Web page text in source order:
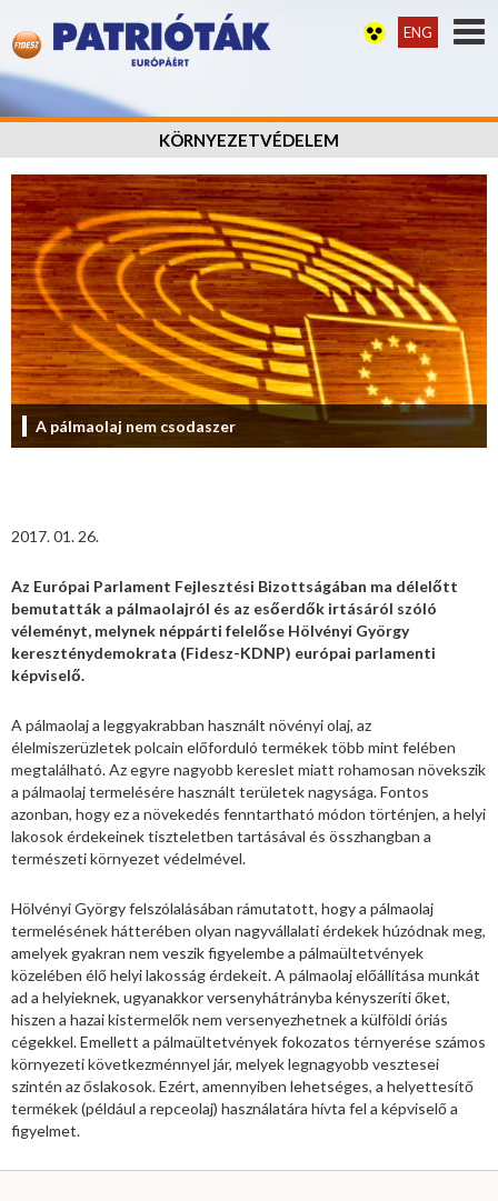
ENG
KÖRNYEZETVÉDELEM
A pálmaolaj nem csodaszer
2017. 01. 26.
Az Európai Parlament Fejlesztési Bizottságában ma délelőtt
bemutatták a pálmaolajról és az esőerdők irtásáról szóló
véleményt, melynek néppárti felelőse Hölvényi György
kereszténydemokrata (Fidesz-KDNP) európai parlamenti
képviselő.
A pálmaolaj a leggyakrabban használt növényi olaj, az
élelmiszerüzletek polcain előforduló termékek több mint felében
megtalálható. Az egyre nagyobb kereslet miatt rohamosan növekszik
a pálmaolaj termelésére használt területek nagysága. Fontos
azonban, hogy ez a növekedés fenntartható módon történjen, a helyi
lakosok érdekeinek tiszteletben tartásával és összhangban a
természeti környezet védelmével.
Hölvényi György felszólalásában rámutatott, hogy a pálmaolaj
termelésének hátterében olyan nagyvállalati érdekek húzódnak meg,
amelyek gyakran nem veszik figyelembe a pálmaültetvények
közelében élő helyi lakosság érdekeit. A pálmaolaj előállítása munkát
ad a helyieknek, ugyanakkor versenyhátrányba kényszeríti őket,
hiszen a hazai kistermelők nem versenyezhetnek a külföldi óriás
cégekkel. Emellett a pálmaültetvények fokozatos térnyerése számos
környezeti következménnyel jár, melyek legnagyobb vesztesei
szintén az őslakosok. Ezért, amennyiben lehetséges, a helyettesítő
termékek (például a repceolaj) használatára hívta fel a képviselő a
figyelmet.